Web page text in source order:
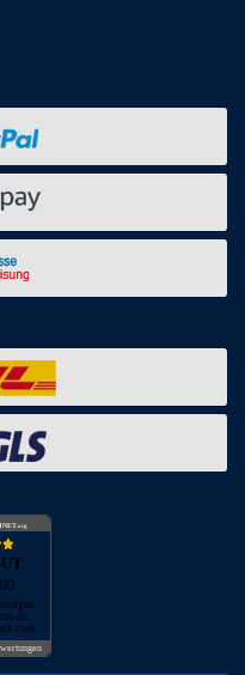
.org